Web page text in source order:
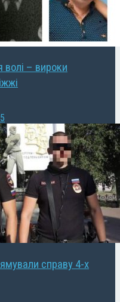
волі – вироки
справу 4-х